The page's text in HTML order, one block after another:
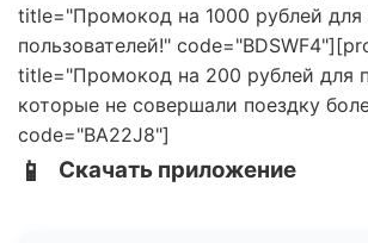
title="Промокод на 1000 рублей для
пользователей!"
title="Промокод на 200 рублей для
которые не совершали поездку
code="BA22J8"]
📱 Скачать приложение